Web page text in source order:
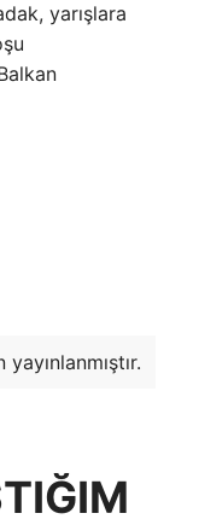
yarışlara